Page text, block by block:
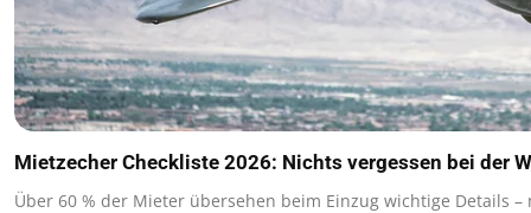
Mietzecher Checkliste 2026: Nichts vergessen bei der
Über 60 % der Mieter übersehen beim Einzug wichtige Details